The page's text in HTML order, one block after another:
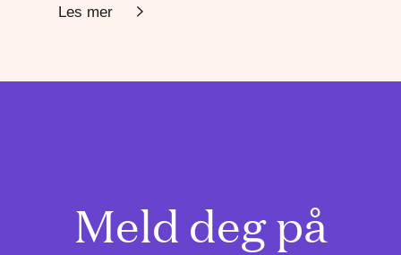
Les mer
Meld deg på